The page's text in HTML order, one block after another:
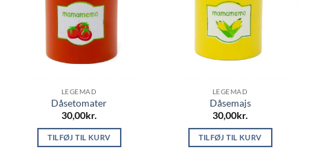
LEGEMAD
Dåsetomater
30,00kr.
TILFØJ TIL KURV
LEGEMAD
Dåsemajs
30,00kr.
TILFØJ TIL KURV